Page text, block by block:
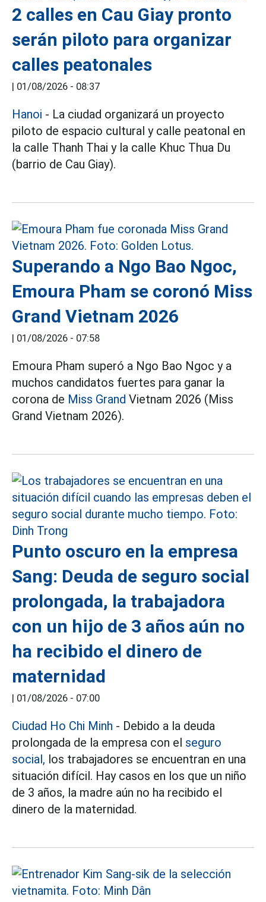
2 calles en Cau Giay pronto
serán piloto para organizar
calles peatonales
01/08/2026 - 08:37
Hanoi - La ciudad organizará un proyecto
piloto de espacio cultural y calle peatonal en
la calle Thanh Thai y la calle Khuc Thua Du
(barrio de Cau Giay).
Superando a Ngo Bao Ngoc,
Emoura Pham se coronó Miss
Grand Vietnam 2026
01/08/2026 - 07:58
Emoura Pham superó a Ngo Bao Ngoc y a
muchos candidatos fuertes para ganar la
corona de Miss Grand Vietnam 2026 (Miss
Grand Vietnam 2026).
Punto oscuro en la empresa
Sang: Deuda de seguro social
prolongada, la trabajadora
con un hijo de 3 años aún no
ha recibido el dinero de
maternidad
01/08/2026 - 07:00
Ciudad Ho Chi Minh - Debido a la deuda
prolongada de la empresa con el seguro
social, los trabajadores se encuentran en una
situación difícil. Hay casos en los que un niño
de 3 años, la madre aún no ha recibido el
dinero de la maternidad.